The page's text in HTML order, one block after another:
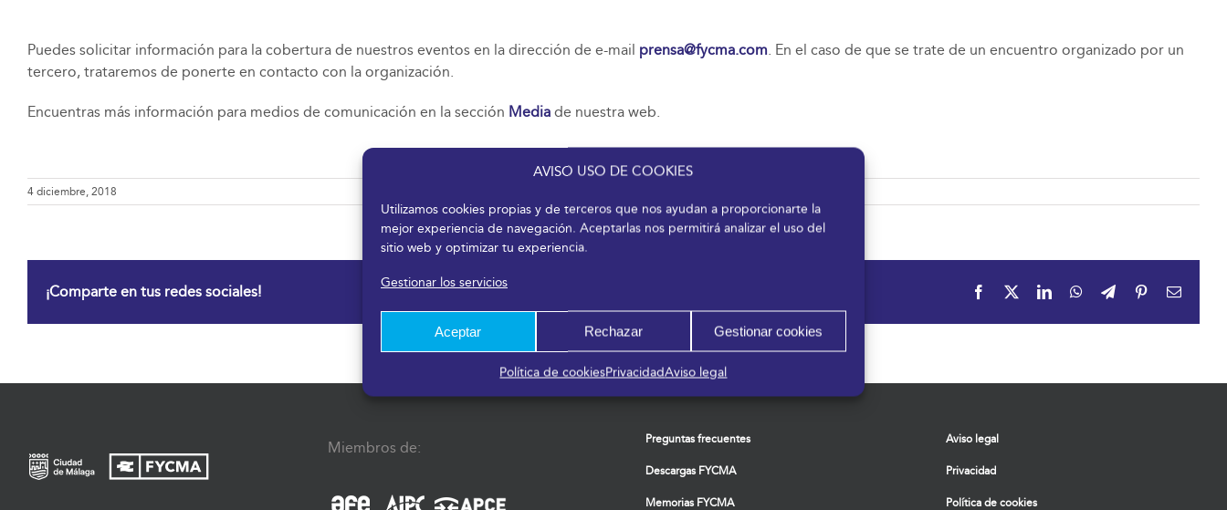
AVISO USO DE COOKIES
Utilizamos cookies propias y de terceros que nos ayudan a proporcionarte la
mejor experiencia de navegación. Aceptarlas nos permitirá analizar el uso del
sitio web y optimizar tu experiencia.
Gestionar los servicios
Aceptar Rechazar Gestionar cookies
Política de cookiesPrivacidadAviso legal
Puedes solicitar información para la cobertura de nuestros eventos en la dirección de e-mail prensa@fycma.com. En el caso de que se trate de un encuentro organizado por un
tercero, trataremos de ponerte en contacto con la organización.
Encuentras más información para medios de comunicación en la sección Media de nuestra web.
4 diciembre, 2018
¡Comparte en tus redes sociales! Facebook LinkedInWhatsApp
TelegramPinterestCorreo
Miembros de: Preguntas frecuentes
Descargas FYCMA
Memorias FYCMA
Aviso legal
Privacidad
Política de cookies